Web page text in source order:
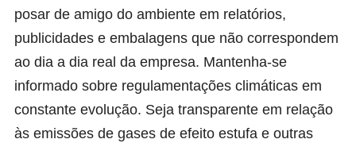
posar de amigo do ambiente em relatórios,
publicidades e embalagens que não correspondem
ao dia a dia real da empresa. Mantenha-se
informado sobre regulamentações climáticas em
constante evolução. Seja transparente em relação
às emissões de gases de efeito estufa e outras